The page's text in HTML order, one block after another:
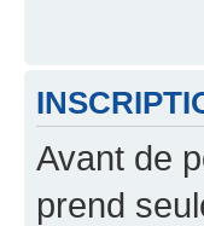
Avant de
prend